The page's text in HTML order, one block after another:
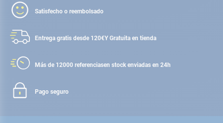
Satisfecho o reembolsado
Entrega gratis desde 120€Y Gratuita en tienda
Más de 12000 referenciasen stock enviadas en 24h
Pago seguro